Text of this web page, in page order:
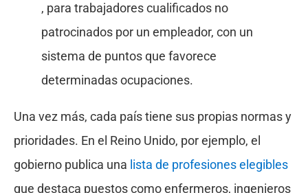
, para trabajadores cualificados no
patrocinados por un empleador, con un
sistema de puntos que favorece
determinadas ocupaciones.
Una vez más, cada país tiene sus propias normas y
prioridades. En el Reino Unido, por ejemplo, el
gobierno publica una lista de profesiones elegibles
que destaca puestos como enfermeros, ingenieros